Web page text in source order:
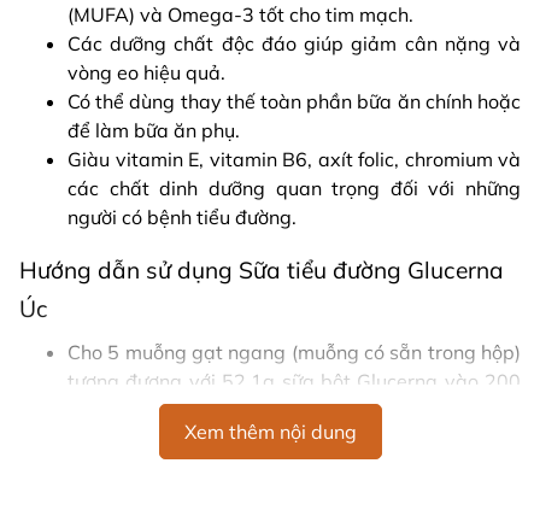
(MUFA) và Omega-3 tốt cho tim mạch.
Các dưỡng chất độc đáo giúp giảm cân nặng và
vòng eo hiệu quả.
Có thể dùng thay thế toàn phần bữa ăn chính hoặc
để làm bữa ăn phụ.
Giàu vitamin E, vitamin B6, axít folic, chromium và
các chất dinh dưỡng quan trọng đối với những
người có bệnh tiểu đường.
Hướng dẫn sử dụng Sữa tiểu đường Glucerna
Úc
Cho 5 muỗng gạt ngang (muỗng có sẵn trong hộp)
tương đương với 52.1g sữa bột Glucerna vào 200
ml nước đun sôi để nguội , vừa khuấy đều cho đến
khi bột tan hếtXem thêm nội dung